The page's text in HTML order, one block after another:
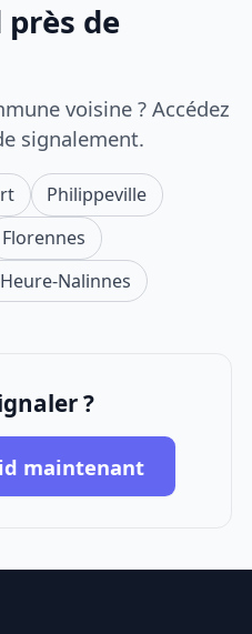
de
voisine ? Accédez
signalement.
Philippeville
Florennes
Nalinnes
?
maintenant